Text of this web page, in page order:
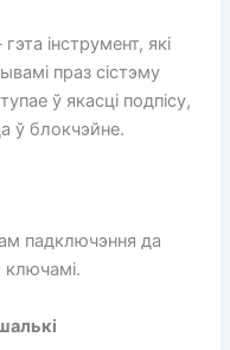
інструмент, які
праз сістэму
ў якасці подпісу,
ў блокчэйне.
падключэння да
ключамі.